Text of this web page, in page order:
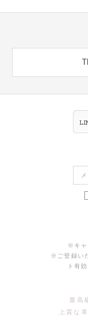
※キャ
※ご登録い
ト有
最高
上質な